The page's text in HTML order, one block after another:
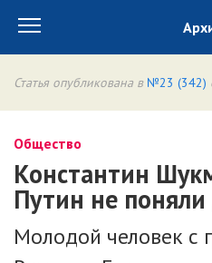
Статья опубликована в №23 (342)
Общество
Константин
Путин не поняли
Молодой человек с